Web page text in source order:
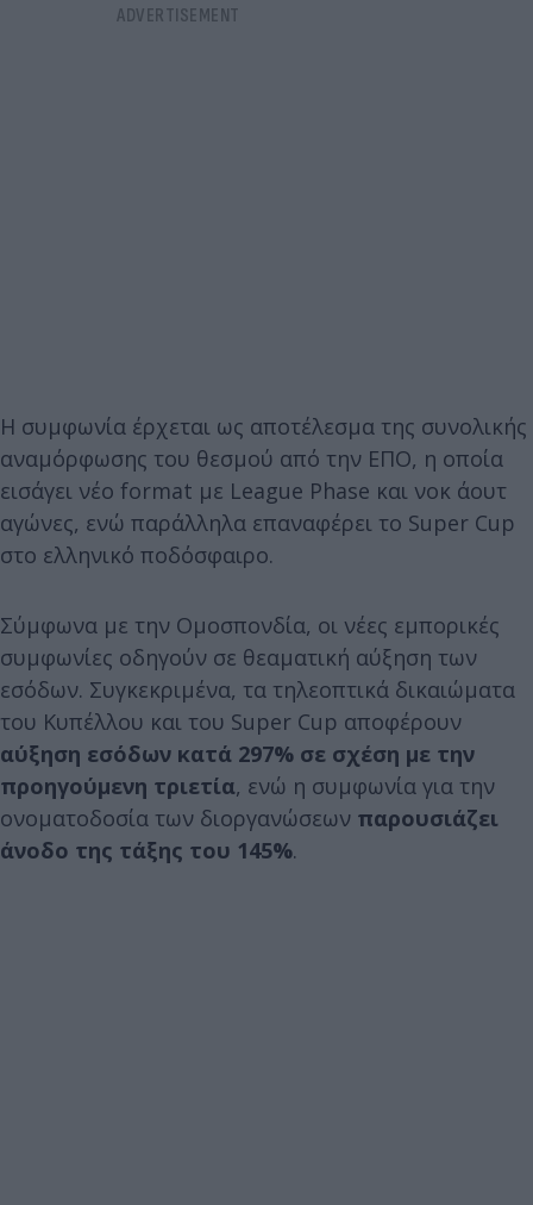
Η συμφωνία έρχεται ως αποτέλεσμα της συνολικής
αναμόρφωσης του θεσμού από την ΕΠΟ, η οποία
εισάγει νέο format με League Phase και νοκ άουτ
αγώνες, ενώ παράλληλα επαναφέρει το Super Cup
στο ελληνικό ποδόσφαιρο.
Σύμφωνα με την Ομοσπονδία, οι νέες εμπορικές
συμφωνίες οδηγούν σε θεαματική αύξηση των
εσόδων. Συγκεκριμένα, τα τηλεοπτικά δικαιώματα
του Κυπέλλου και του Super Cup αποφέρουν
αύξηση εσόδων κατά 297% σε σχέση με την
προηγούμενη τριετία, ενώ η συμφωνία για την
ονοματοδοσία των διοργανώσεων παρουσιάζει
άνοδο της τάξης του 145%.